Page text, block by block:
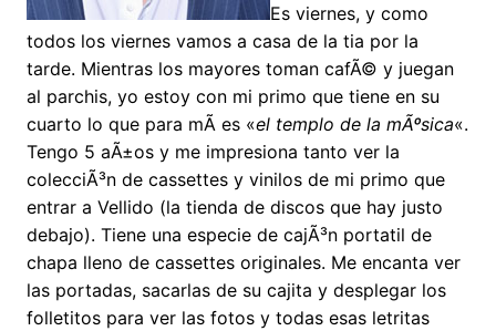
Es viernes, y como
todos los viernes vamos a casa de la tia por la
tarde. Mientras los mayores toman cafÃ© y juegan
al parchis, yo estoy con mi primo que tiene en su
cuarto lo que para mÃ­ es «el templo de la mÃºsica«.
Tengo 5 aÃ±os y me impresiona tanto ver la
colecciÃ³n de cassettes y vinilos de mi primo que
entrar a Vellido (la tienda de discos que hay justo
debajo). Tiene una especie de cajÃ³n portatil de
chapa lleno de cassettes originales. Me encanta ver
las portadas, sacarlas de su cajita y desplegar los
folletitos para ver las fotos y todas esas letritas